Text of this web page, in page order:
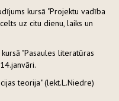
kursā "Projektu vadība
uz citu dienu, laiks un
"Pasaules literatūras
teorija" (lekt.L.Niedre)